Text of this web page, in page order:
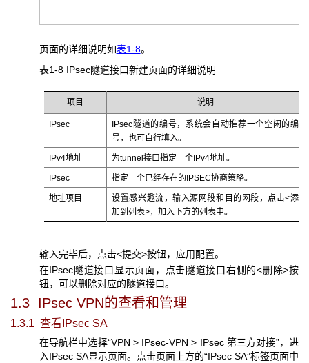
页面的详细说明如表1-8。
表1-8 IPsec隧道接口新建页面的详细说明
项目 说明
IPsec
IPsec隧道的编号，系统会自动推荐一个空闲的编
号，也可自行填入。
IPv4地址 为tunnel接口指定一个IPv4地址。
IPsec 指定一个已经存在的IPSEC协商策略。
地址项目
设置感兴趣流，输入源网段和目的网段，点击<添
加到列表>，加入下方的列表中。
输入完毕后，点击<提交>按钮，应用配置。
在IPsec隧道接口显示页面，点击隧道接口右侧的<删除>按
钮，可以删除对应的隧道接口。
1.3 IPsec VPN的查看和管理
1.3.1 查看IPsec SA
在导航栏中选择“VPN > IPsec-VPN > IPsec 第三方对接”，进
入IPsec SA显示页面。点击页面上方的“IPsec SA”标签页面中